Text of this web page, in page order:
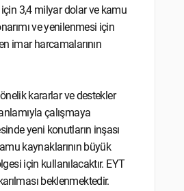
için 3,4 milyar dolar ve kamu
ve yenilenmesi için
imar harcamalarının
kararlar ve destekler
çalışmaya
yeni konutların inşası
kaynaklarının büyük
için kullanılacaktır. EYT
beklenmektedir.